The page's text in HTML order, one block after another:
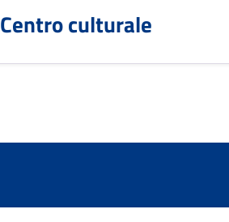
Centro culturale